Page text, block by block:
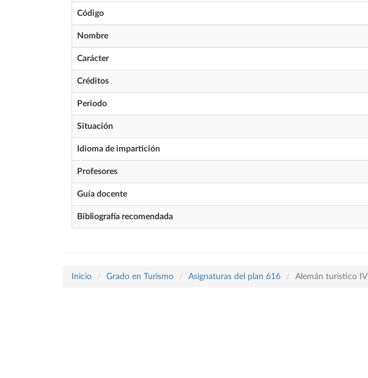
Código
Nombre
Carácter
Créditos
Periodo
Situación
Idioma de impartición
Profesores
Guía docente
Bibliografía recomendada
Inicio Grado en Turismo Asignaturas del plan 616 Alemán turístico IV